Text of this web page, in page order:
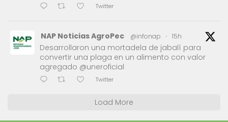
Twitter
NAP Noticias AgroPec @infonap · 15h
Desarrollaron una mortadela de jabalí para
convertir una plaga en un alimento con valor
agregado @uneroficial
Twitter
Load More